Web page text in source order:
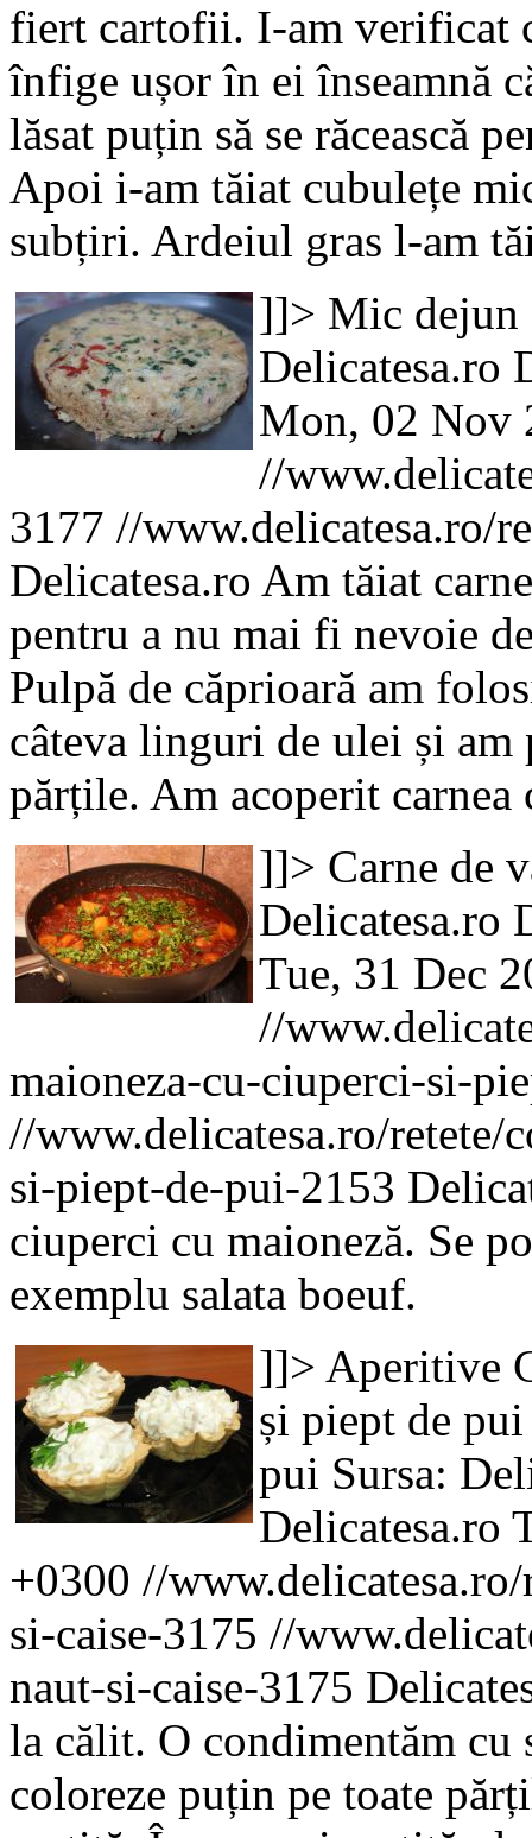
fiert cartofii. I-am verificat
înfige ușor în ei înseamnă
lăsat puțin să se răcească
Apoi i-am tăiat cubulețe
subțiri. Ardeiul gras l-am
]]> Mic dejun
Delicatesa.ro
Mon, 02 Nov
//
3177 //www.delicatesa.ro/
Delicatesa.ro Am tăiat
pentru a nu mai fi nevoie
Pulpă de căprioară am
câteva linguri de ulei și am
părțile. Am acoperit
]]> Carne de
Delicatesa.ro
Tue, 31 Dec
//
maioneza-cu-ciuperci-si-
//www.delicatesa.ro/retete/
si-piept-de-pui-2153
ciuperci cu maioneză. Se
exemplu salata boeuf.
]]> Aperitive
și piept de pui
pui Sursa:
Delicatesa.ro
+0300 //
si-caise-3175 //
naut-si-caise-3175
la călit. O condimentăm cu
coloreze puțin pe toate